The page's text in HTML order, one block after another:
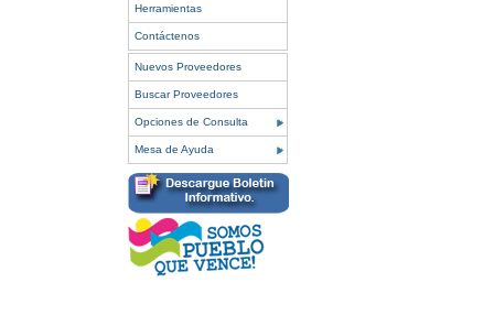
Herramientas
Contáctenos
Nuevos Proveedores
Buscar Proveedores
Opciones de Consulta
Mesa de Ayuda